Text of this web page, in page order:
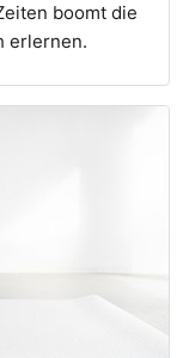
boomt die
erlernen.